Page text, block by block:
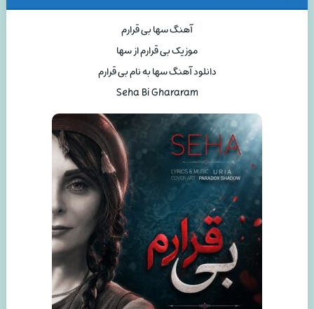
آهنگ سها بی قرارم
موزیک بی قرارم از سها
دانلود آهنگ سها به نام بی قرارم
Seha Bi Ghararam